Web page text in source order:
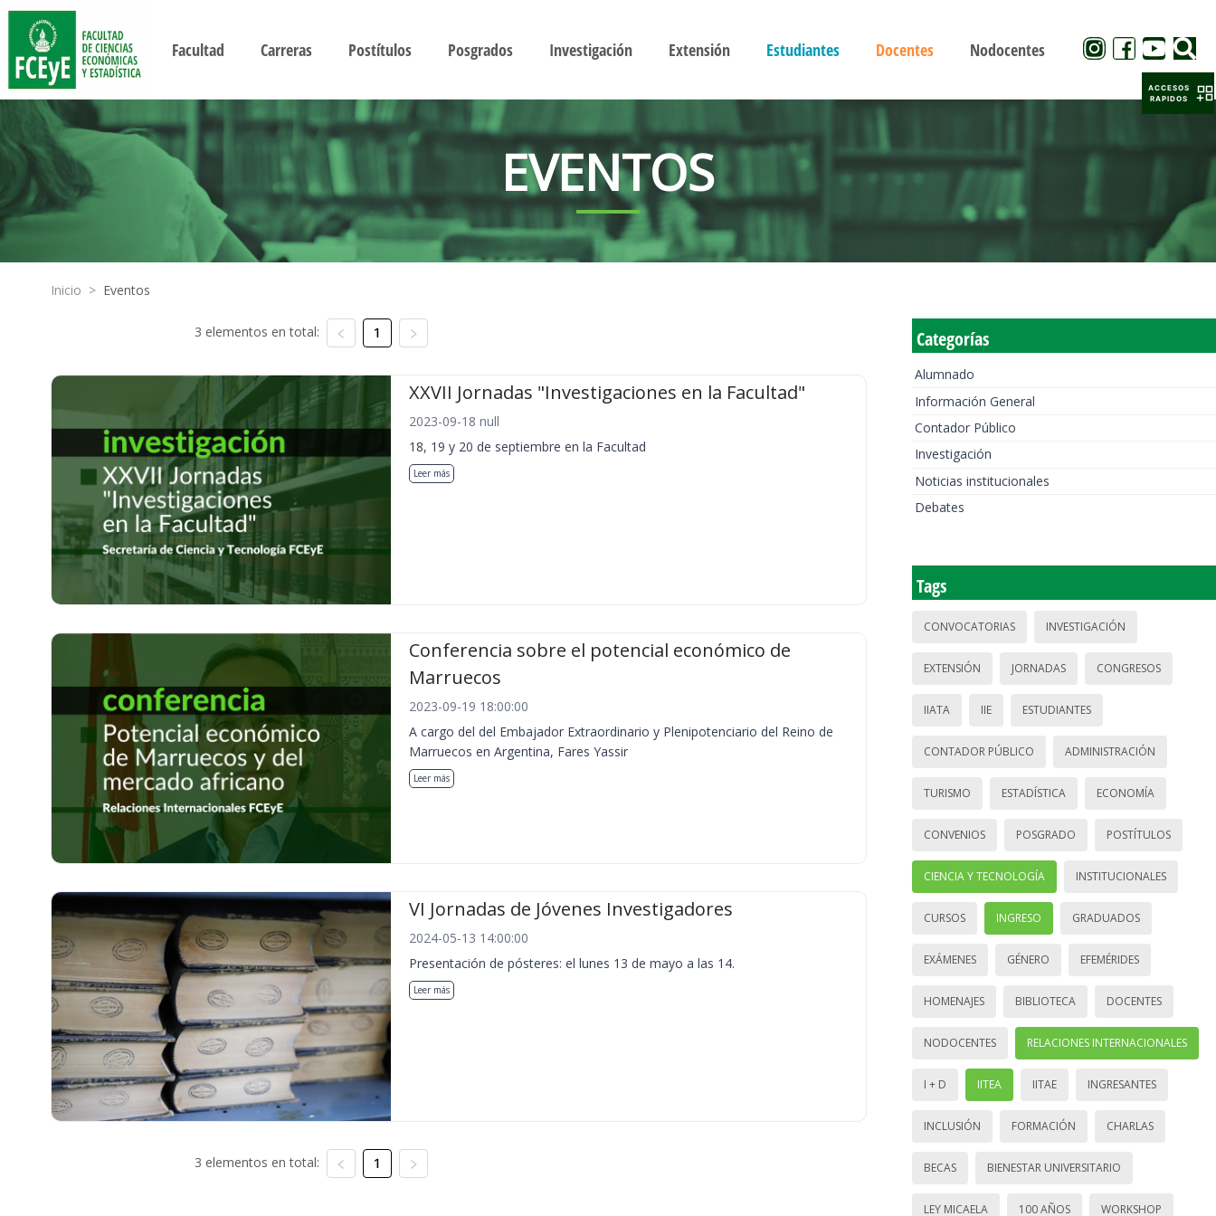
Facultad Carreras Postítulos Posgrados Investigación Extensión Estudiantes Docentes Nodocentes
EVENTOS
Inicio > Eventos
3 elementos en total: 1
XXVII Jornadas "Investigaciones en la Facultad"
2023-09-18 null
18, 19 y 20 de septiembre en la Facultad
Leer más
Conferencia sobre el potencial económico de
Marruecos
2023-09-19 18:00:00
A cargo del del Embajador Extraordinario y Plenipotenciario del Reino de
Marruecos en Argentina, Fares Yassir
Leer más
VI Jornadas de Jóvenes Investigadores
2024-05-13 14:00:00
Presentación de pósteres: el lunes 13 de mayo a las 14.
Leer más
3 elementos en total: 1
Categorías
Alumnado
Información General
Contador Público
Investigación
Noticias institucionales
Debates
Tags
CONVOCATORIAS INVESTIGACIÓN
EXTENSIÓN JORNADAS CONGRESOS
IIATA IIE ESTUDIANTES
CONTADOR PÚBLICO ADMINISTRACIÓN
TURISMO ESTADÍSTICA ECONOMÍA
CONVENIOS POSGRADO POSTÍTULOS
CIENCIA Y TECNOLOGÍA INSTITUCIONALES
CURSOS INGRESO GRADUADOS
EXÁMENES GÉNERO EFEMÉRIDES
HOMENAJES BIBLIOTECA DOCENTES
NODOCENTES RELACIONES INTERNACIONALES
I + D IITEA IITAE INGRESANTES
INCLUSIÓN FORMACIÓN CHARLAS
BECAS BIENESTAR UNIVERSITARIO
LEY MICAELA 100 AÑOS WORKSHOP
ACCESOS
RAPIDOS